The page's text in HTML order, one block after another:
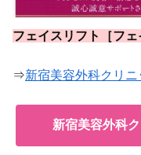
フェイスリフト［フ
⇒新宿美容外科クリニ
新宿美容外科